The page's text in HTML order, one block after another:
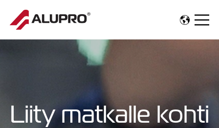
OPEN
Liity matkalle kohti